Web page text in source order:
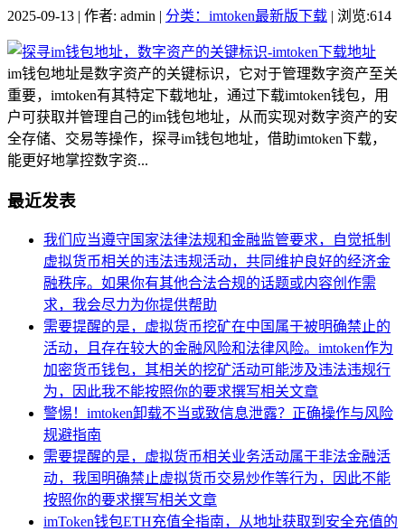
2025-09-13 | 作者: admin | 分类：imtoken最新版下载 | 浏览:614
im钱包地址是数字资产的关键标识，它对于管理数字资产至关
重要，imtoken有其特定下载地址，通过下载imtoken钱包，用
户可获取并管理自己的im钱包地址，从而实现对数字资产的安
全存储、交易等操作，探寻im钱包地址，借助imtoken下载，
能更好地掌控数字资...
最近发表
我们应当遵守国家法律法规和金融监管要求，自觉抵制
虚拟货币相关的违法违规活动，共同维护良好的经济金
融秩序。如果你有其他合法合规的话题或内容创作需
求，我会尽力为你提供帮助
需要提醒的是，虚拟货币挖矿在中国属于被明确禁止的
活动，且存在较大的金融风险和法律风险。imtoken作为
加密货币钱包，其相关的挖矿活动可能涉及违法违规行
为，因此我不能按照你的要求撰写相关文章
警惕！imtoken卸载不当或致信息泄露？正确操作与风险
规避指南
需要提醒的是，虚拟货币相关业务活动属于非法金融活
动，我国明确禁止虚拟货币交易炒作等行为，因此不能
按照你的要求撰写相关文章
imToken钱包ETH充值全指南，从地址获取到安全充值的